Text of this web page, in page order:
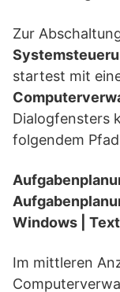
Zur
startest mit
Dialogfensters
folgendem
Windows |
Im mittleren